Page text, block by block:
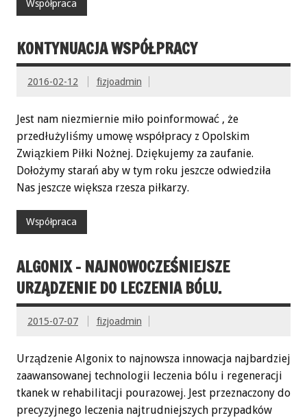
Współpraca
KONTYNUACJA WSPÓŁPRACY
2016-02-12 fizjoadmin
Jest nam niezmiernie miło poinformować , że
przedłużyliśmy umowę współpracy z Opolskim
Związkiem Piłki Nożnej. Dziękujemy za zaufanie.
Dołożymy starań aby w tym roku jeszcze odwiedziła
Nas jeszcze większa rzesza piłkarzy.
Współpraca
ALGONIX – NAJNOWOCZEŚNIEJSZE
URZĄDZENIE DO LECZENIA BÓLU.
2015-07-07 fizjoadmin
Urządzenie Algonix to najnowsza innowacja najbardziej
zaawansowanej technologii leczenia bólu i regeneracji
tkanek w rehabilitacji pourazowej. Jest przeznaczony do
precyzyjnego leczenia najtrudniejszych przypadków